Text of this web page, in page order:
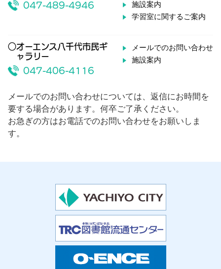
047-489-4946
施設案内
学習室に関するご案内
○オーエンス八千代市民ギ
ャラリー
047-406-4116
メールでのお問い合わせ
施設案内
メールでのお問い合わせについては、返信にお時間を
要する場合があります。何卒ご了承ください。
お急ぎの方はお電話でのお問い合わせをお願いしま
す。